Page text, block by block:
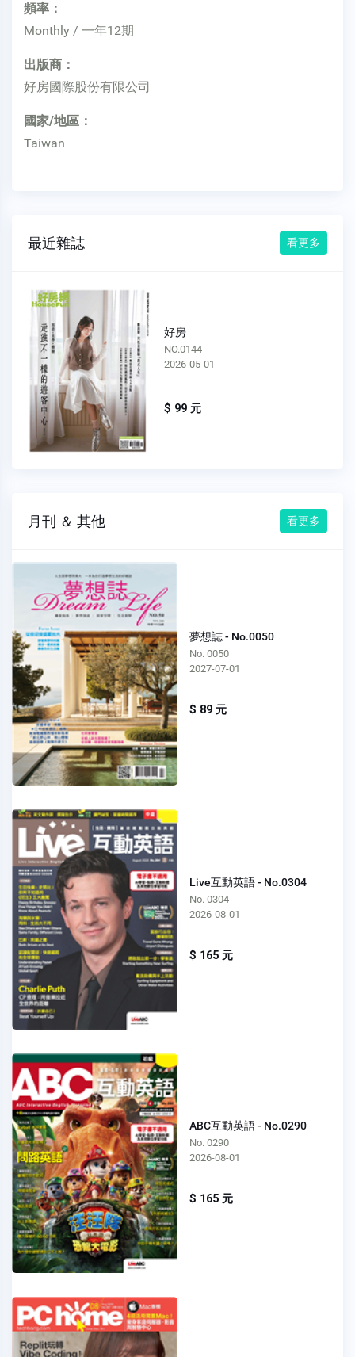
頻率：
Monthly / 一年12期
出版商：
好房國際股份有限公司
國家/地區：
Taiwan
最近雜誌 看更多
好房
NO.0143
2026-04-01
$ 99 元
月刊 ＆ 其他 看更多
夢想誌 - No.0050
No. 0050
2027-07-01
$ 89 元
Live互動英語 - No.0304
No. 0304
2026-08-01
$ 165 元
ABC互動英語 - No.0290
No. 0290
2026-08-01
$ 165 元